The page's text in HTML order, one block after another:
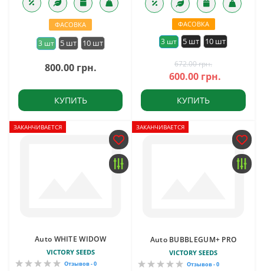
ФАСОВКА
3 шт 5 шт 10 шт
800.00 грн.
КУПИТЬ
ФАСОВКА
3 шт 5 шт 10 шт
672.00 грн.
600.00 грн.
КУПИТЬ
ЗАКАНЧИВАЕТСЯ
Auto WHITE WIDOW
VICTORY SEEDS
Отзывов - 0
ЗАКАНЧИВАЕТСЯ
Auto BUBBLEGUM+ PRO
VICTORY SEEDS
Отзывов - 0